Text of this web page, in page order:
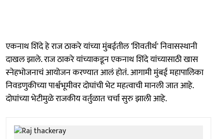
एकनाथ शिंदे हे राज ठाकरे यांच्या मुंबईतील 'शिवतीर्थ' निवासस्थानी
दाखल झाले. राज ठाकरे यांच्याकडून एकनाथ शिंदे यांच्यासाठी खास
स्नेहभोजनाचं आयोजन करण्यात आलं होतं. आगामी मुंबई महापालिका
निवडणुकीच्या पार्श्वभूमीवर दोघांची भेट महत्वाची मानली जात आहे.
दोघांच्या भेटीमुळे राजकीय वर्तुळात चर्चा सुरु झाली आहे.